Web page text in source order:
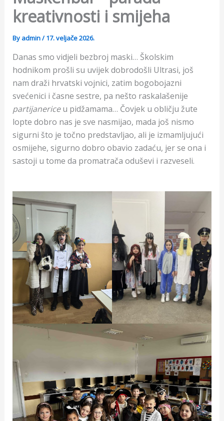
kreativnosti i smijeha
By admin/17. veljače 2026.
Danas smo vidjeli bezbroj maski… Školskim
hodnikom prošli su uvijek dobrodošli Ultrasi, još
nam draži hrvatski vojnici, zatim bogobojazni
svećenici i časne sestre, pa nešto raskalašenije
partijanericeu pidžamama… Čovjek u obličju žute
lopte dobro nas je sve nasmijao, mada još nismo
sigurni što je točno predstavljao, ali je izmamljujući
osmijehe, sigurno dobro obavio zadaću, jer se ona i
sastoji u tome da promatrača oduševi i razveseli.